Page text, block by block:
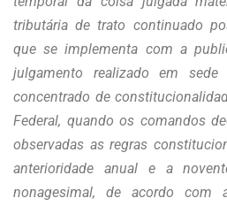
tributária de trato continuado
que se implementa com a
julgamento realizado em
concentrado de
Federal, quando os comandos
observadas as regras
anterioridade anual e a
nonagesimal, de acordo com